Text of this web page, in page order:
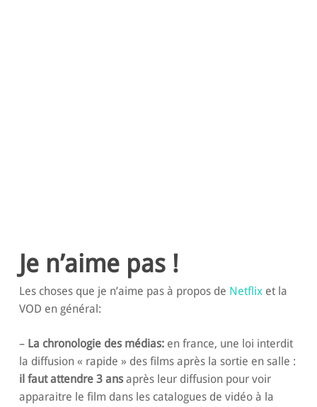
Je n’aime pas !
Les choses que je n’aime pas à propos de Netflix et la
VOD en général:
– La chronologie des médias:en france, une loi interdit
la diffusion « rapide » des films après la sortie en salle :
il faut attendre 3 ansaprès leur diffusion pour voir
apparaitre le film dans les catalogues de vidéo à la